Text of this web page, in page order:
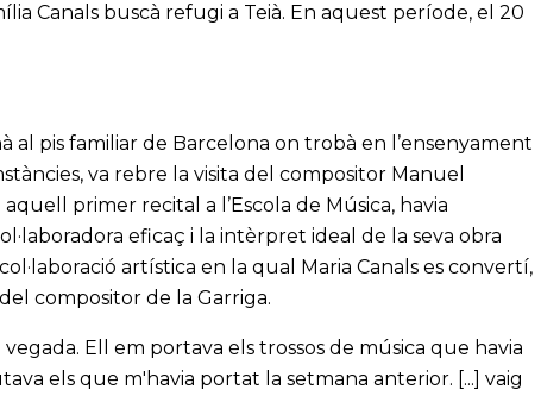
Canals buscà refugi a Teià. En aquest període, el 20
al pis familiar de Barcelona on trobà en l’ensenyament
va rebre la visita del compositor Manuel
primer recital a l’Escola de Música, havia
eficaç i la intèrpret ideal de la seva obra
artística en la qual Maria Canals es convertí,
compositor de la Garriga.
Ell em portava els trossos de música que havia
els que m'havia portat la setmana anterior. [...] vaig